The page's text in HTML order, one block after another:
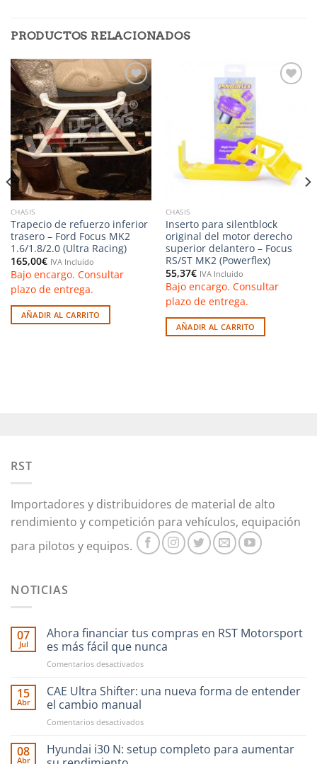
PRODUCTOS RELACIONADOS
Añadir
a la
lista de
deseos
CHASIS
Trapecio de refuerzo inferior
trasero – Ford Focus MK2
1.6/1.8/2.0 (Ultra Racing)
165,00€ IVA Incluido
Bajo encargo. Consultar
plazo de entrega.
AÑADIR AL CARRITO
CHASIS
Inserto para silentblock
original del motor derecho
superior delantero – Focus
RS/ST MK2 (Powerflex)
55,37€ IVA Incluido
Bajo encargo. Consultar
plazo de entrega.
AÑADIR AL CARRITO
RST
Importadores y distribuidores de material de alto
rendimiento y competición para vehículos, equipación
para pilotos y equipos.
NOTICIAS
07
Jul
Ahora financiar tus compras en RST Motorsport
es más fácil que nunca
Comentarios desactivadosen
financiar
en
Motorsport
15
Abr
CAE Ultra Shifter: una nueva forma de entender
el cambio manual
Comentarios desactivadosen
Ultra
Shifter:
08
Abr
Hyundai i30 N: setup completo para aumentar